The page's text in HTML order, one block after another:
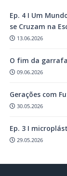
Ep. 4 I Um
se Cruzam na
13.06.2026
O fim da
09.06.2026
Gerações com
30.05.2026
Ep. 3 I
29.05.2026